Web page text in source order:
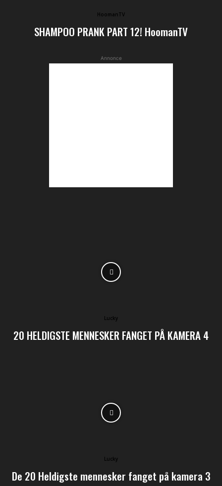
HoomanTV
SHAMPOO PRANK PART 12! HoomanTV
Annonce
Lucky
20 HELDIGSTE MENNESKER FANGET PÅ KAMERA 4
Lucky
De 20 Heldigste mennesker fanget på kamera 3